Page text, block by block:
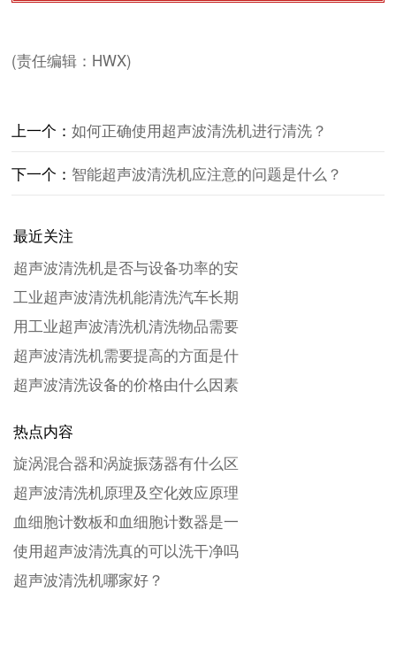
(责任编辑：HWX)
上一个：如何正确使用超声波清洗机进行清洗？
下一个： 智能超声波清洗机应注意的问题是什么？
最近关注
超声波清洗机是否与设备功率的安
工业超声波清洗机能清洗汽车长期
用工业超声波清洗机清洗物品需要
超声波清洗机需要提高的方面是什
超声波清洗设备的价格由什么因素
热点内容
旋涡混合器和涡旋振荡器有什么区
超声波清洗机原理及空化效应原理
血细胞计数板和血细胞计数器是一
使用超声波清洗真的可以洗干净吗
超声波清洗机哪家好？